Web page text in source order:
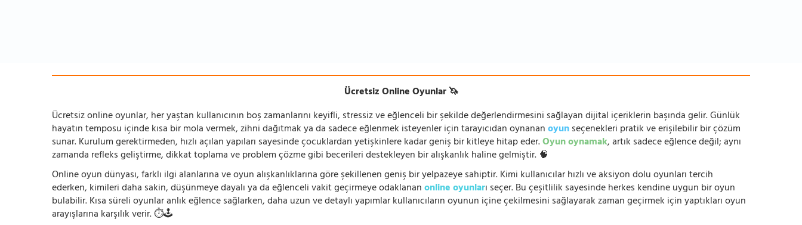
Ücretsiz Online Oyunlar 🦄
Ücretsiz online oyunlar, her yaştan kullanıcının boş zamanlarını keyifli, stressiz ve eğlenceli bir şekilde değerlendirmesini sağlayan dijital içeriklerin başında gelir. Günlük
hayatın temposu içinde kısa bir mola vermek, zihni dağıtmak ya da sadece eğlenmek isteyenler için tarayıcıdan oynananoyunseçenekleri pratik ve erişilebilir bir çözüm
sunar. Kurulum gerektirmeden, hızlı açılan yapıları sayesinde çocuklardan yetişkinlere kadar geniş bir kitleye hitap eder.Oyun oynamak, artık sadece eğlence değil; aynı
zamanda refleks geliştirme, dikkat toplama ve problem çözme gibi becerileri destekleyen bir alışkanlık haline gelmiştir. 🧠
Online oyun dünyası, farklı ilgi alanlarına ve oyun alışkanlıklarına göre şekillenen geniş bir yelpazeye sahiptir. Kimi kullanıcılar hızlı ve aksiyon dolu oyunları tercih
ederken, kimileri daha sakin, düşünmeye dayalı ya da eğlenceli vakit geçirmeye odaklananonline oyunları seçer. Bu çeşitlilik sayesinde herkes kendine uygun bir oyun
bulabilir. Kısa süreli oyunlar anlık eğlence sağlarken, daha uzun ve detaylı yapımlar kullanıcıların oyunun içine çekilmesini sağlayarak zaman geçirmek için yaptıkları oyun
arayışlarına karşılık verir. ⏱️🕹️